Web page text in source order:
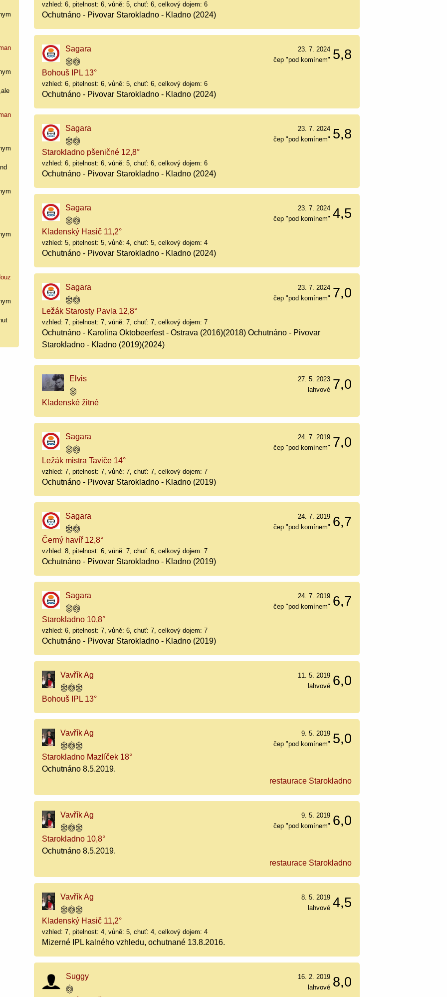
vzhled: 6, pitelnost: 6, vůně: 5, chuť: 6, celkový dojem: 6
Ochutnáno - Pivovar Starokladno - Kladno (2024)
Sagara 5,8
23. 7. 2024
čep "pod komínem"
Bohouš IPL 13°
vzhled: 6, pitelnost: 6, vůně: 5, chuť: 6, celkový dojem: 6
Ochutnáno - Pivovar Starokladno - Kladno (2024)
Sagara 5,8
23. 7. 2024
čep "pod komínem"
Starokladno pšeničné 12,8°
vzhled: 6, pitelnost: 6, vůně: 5, chuť: 6, celkový dojem: 6
Ochutnáno - Pivovar Starokladno - Kladno (2024)
Sagara 4,5
23. 7. 2024
čep "pod komínem"
Kladenský Hasič 11,2°
vzhled: 5, pitelnost: 5, vůně: 4, chuť: 5, celkový dojem: 4
Ochutnáno - Pivovar Starokladno - Kladno (2024)
Sagara 7,0
23. 7. 2024
čep "pod komínem"
Ležák Starosty Pavla 12,8°
vzhled: 7, pitelnost: 7, vůně: 7, chuť: 7, celkový dojem: 7
Ochutnáno - Karolina Oktobeerfest - Ostrava (2016)(2018) Ochutnáno - Pivovar
Starokladno - Kladno (2019)(2024)
Elvis 7,0
27. 5. 2023
lahvové
Kladenské žitné
Sagara 7,0
24. 7. 2019
čep "pod komínem"
Ležák mistra Taviče 14°
vzhled: 7, pitelnost: 7, vůně: 7, chuť: 7, celkový dojem: 7
Ochutnáno - Pivovar Starokladno - Kladno (2019)
Sagara 6,7
24. 7. 2019
čep "pod komínem"
Černý havíř 12,8°
vzhled: 8, pitelnost: 6, vůně: 7, chuť: 6, celkový dojem: 7
Ochutnáno - Pivovar Starokladno - Kladno (2019)
Sagara 6,7
24. 7. 2019
čep "pod komínem"
Starokladno 10,8°
vzhled: 6, pitelnost: 7, vůně: 6, chuť: 7, celkový dojem: 7
Ochutnáno - Pivovar Starokladno - Kladno (2019)
Vavřík Ag 6,0
11. 5. 2019
lahvové
Bohouš IPL 13°
Vavřík Ag 5,0
9. 5. 2019
čep "pod komínem"
Starokladno Mazlíček 18°
Ochutnáno 8.5.2019.
restaurace Starokladno
Vavřík Ag 6,0
9. 5. 2019
čep "pod komínem"
Starokladno 10,8°
Ochutnáno 8.5.2019.
restaurace Starokladno
Vavřík Ag 4,5
8. 5. 2019
lahvové
Kladenský Hasič 11,2°
vzhled: 7, pitelnost: 4, vůně: 5, chuť: 4, celkový dojem: 4
Mizerné IPL kalného vzhledu, ochutnané 13.8.2016.
Suggy 8,0
16. 2. 2019
lahvové